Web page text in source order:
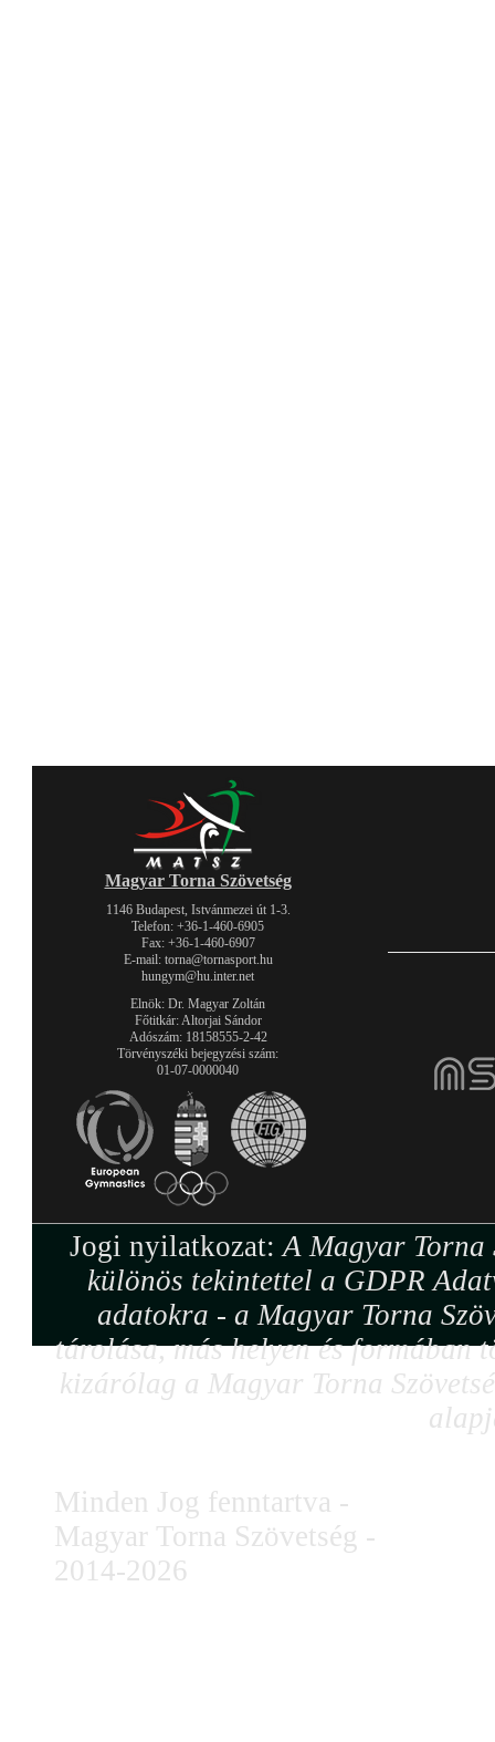
Magyar Torna Szövetség
1146 Budapest, Istvánmezei út 1-3.
Telefon: +36-1-460-6905
Fax: +36-1-460-6907
E-mail: torna@tornasport.hu
hungym@hu.inter.net
Elnök: Dr. Magyar Zoltán
Főtitkár: Altorjai Sándor
Adószám: 18158555-2-42
Törvényszéki bejegyzési szám:
01-07-0000040
Jogi nyilatkozat:A Magyar Torna
különös tekintettel a GDPR
adatokra - a Magyar Torna
tárolása, más helyen és formában
kizárólag a Magyar Torna
Minden Jog fenntartva -
Magyar Torna Szövetség -
2014-2026